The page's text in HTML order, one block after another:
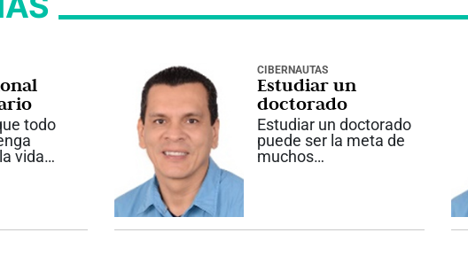
todo
vida
CIBERNAUTAS
Estudiar un
doctorado
Estudiar un doctorado
puede ser la meta de
muchos
Personalmente, la